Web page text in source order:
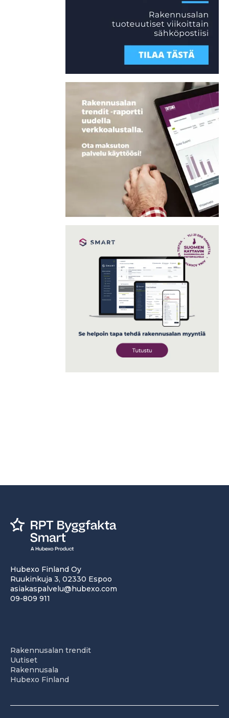
Hubexo Finland Oy
Ruukinkuja 3, 02330 Espoo
asiakaspalvelu@hubexo.com
09-809 911
Rakennusalan trendit
Uutiset
Rakennusala
Hubexo Finland